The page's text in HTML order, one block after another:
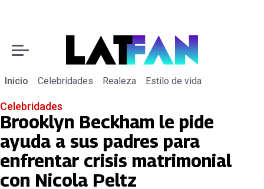
Inicio Celebridades Realeza Estilo de vida
Celebridades
Brooklyn Beckham le pide
ayuda a sus padres para
enfrentar crisis matrimonial
con Nicola Peltz